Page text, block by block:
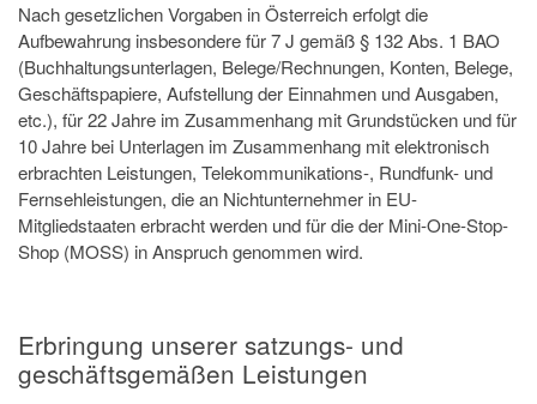
Nach gesetzlichen Vorgaben in Österreich erfolgt die
Aufbewahrung insbesondere für 7 J gemäß § 132 Abs. 1 BAO
(Buchhaltungsunterlagen, Belege/Rechnungen, Konten, Belege,
Geschäftspapiere, Aufstellung der Einnahmen und Ausgaben,
etc.), für 22 Jahre im Zusammenhang mit Grundstücken und für
10 Jahre bei Unterlagen im Zusammenhang mit elektronisch
erbrachten Leistungen, Telekommunikations-, Rundfunk- und
Fernsehleistungen, die an Nichtunternehmer in EU-
Mitgliedstaaten erbracht werden und für die der Mini-One-Stop-
Shop (MOSS) in Anspruch genommen wird.
Erbringung unserer satzungs- und
geschäftsgemäßen Leistungen